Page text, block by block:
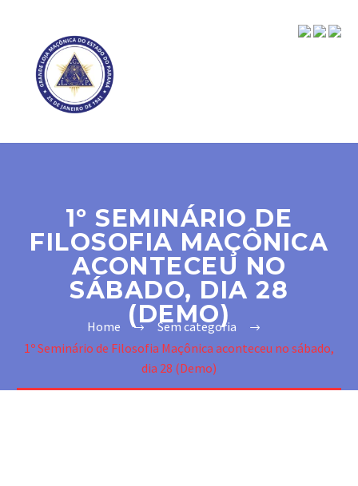
1º SEMINÁRIO DE
FILOSOFIA MAÇÔNICA
ACONTECEU NO
SÁBADO, DIA 28
(DEMO)
Home
Sem categoria
1º Seminário de Filosofia Maçônica aconteceu no sábado,
dia 28 (Demo)